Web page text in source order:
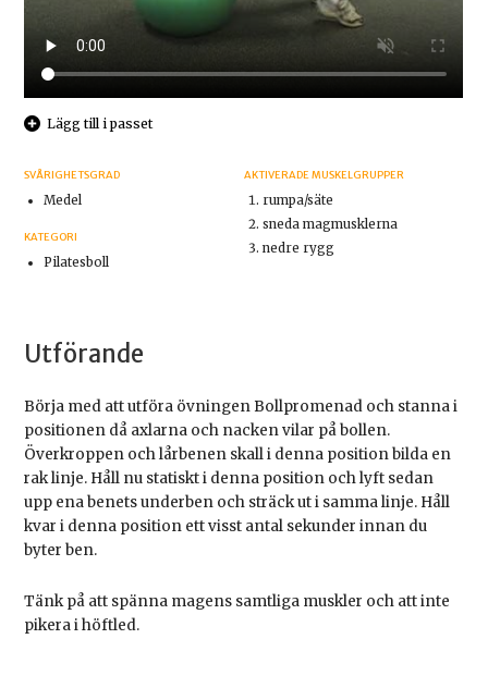
Lägg till i passet
SVÅRIGHETSGRAD
Medel
KATEGORI
Pilatesboll
AKTIVERADE MUSKELGRUPPER
rumpa/säte
sneda magmusklerna
nedre rygg
Utförande
Börja med att utföra övningen Bollpromenad och stanna i
positionen då axlarna och nacken vilar på bollen.
Överkroppen och lårbenen skall i denna position bilda en
rak linje. Håll nu statiskt i denna position och lyft sedan
upp ena benets underben och sträck ut i samma linje. Håll
kvar i denna position ett visst antal sekunder innan du
byter ben.
Tänk på att spänna magens samtliga muskler och att inte
pikera i höftled.